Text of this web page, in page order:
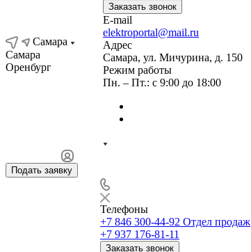
Самара
Самара
Оренбург
Заказать звонок
E-mail
elektroportal@mail.ru
Адрес
Самара, ул. Мичурина, д. 150
Режим работы
Пн. – Пт.: с 9:00 до 18:00
Подать заявку
Телефоны
+7 846 300-44-92 Отдел продаж
+7 937 176-81-11
Заказать звонок